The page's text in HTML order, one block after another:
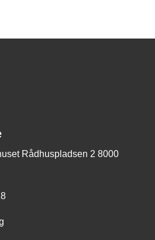
Rådhuspladsen 2 8000